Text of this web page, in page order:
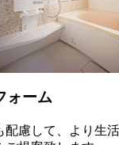
ォーム
配慮して、より生